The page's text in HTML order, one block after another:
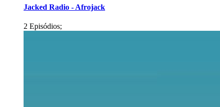
Jacked Radio - Afrojack
2 Episódios;